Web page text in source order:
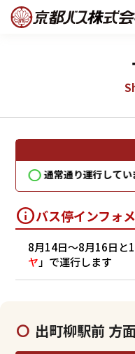
通常通り運行してい
バス停インフォ
8月14日～8月16日と
ヤ 」で運行します
出町柳駅前 方